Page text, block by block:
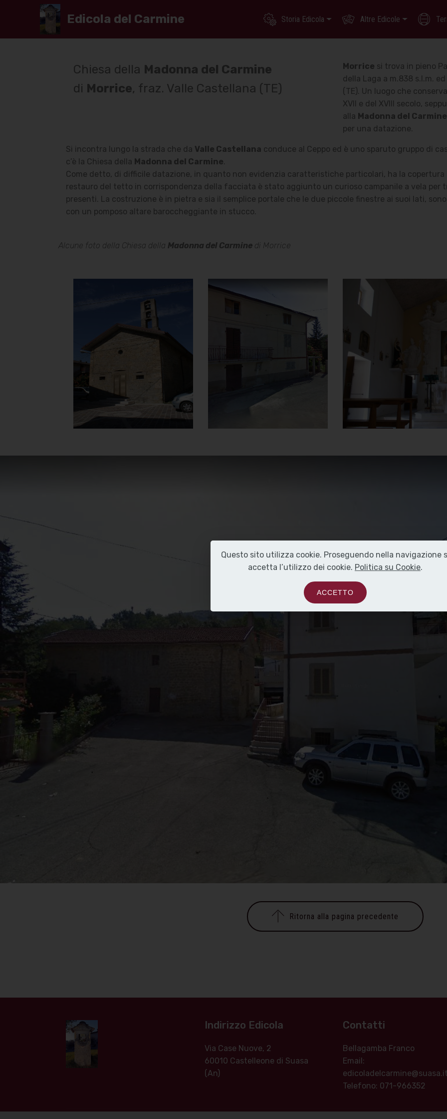
Chiesa della Madonna del Carmine
di Morrice, fraz. Valle Castellana (TE)
Morrice si trova in pieno
della Laga a m.838 s.l.m.
(TE). Un luogo che
XVII e del XVIII secolo,
alla Madonna del Carmine
per una datazione.
Si incontra lungo la strada che da Valle Castellana conduce al Ceppo ed è uno sparuto gruppo di
c’è la Chiesa della Madonna del Carmine.
Come detto, di difficile datazione, in quanto non evidenzia caratteristiche particolari, ha la
restauro del tetto in corrispondenza della facciata è stato aggiunto un curioso campanile a vela per
presenti. La costruzione è in pietra e sia il semplice portale che le due piccole finestre ai suoi lati,
con un pomposo altare baroccheggiante in stucco.
Alcune foto della Chiesa della Madonna del Carmine di Morrice
Chiesa della
Madonna del
Carmine
Facciata
Clicca per ingrandire
]
Chiesa della
Madonna del
Clicca per ingrandire
Chiesa della
Madonna del
Clicca per ingrandir
Ritorna alla pagina precedente
Indirizzo Edicola
Via Case Nuove, 2
60010 Castelleone di Suasa
(An)
Contatti
Bellagamba Franco
Email:
Telefono: 071-966352
Edicola del Carmine Storia Edicola Altre Edicole
Questo sito utilizza cookie. Proseguendo nella navigazione
accetta l’utilizzo dei cookie. Politica su Cookie.
ACCETTO